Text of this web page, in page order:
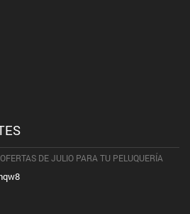
DE JULIO PARA TU PELUQUERÍA